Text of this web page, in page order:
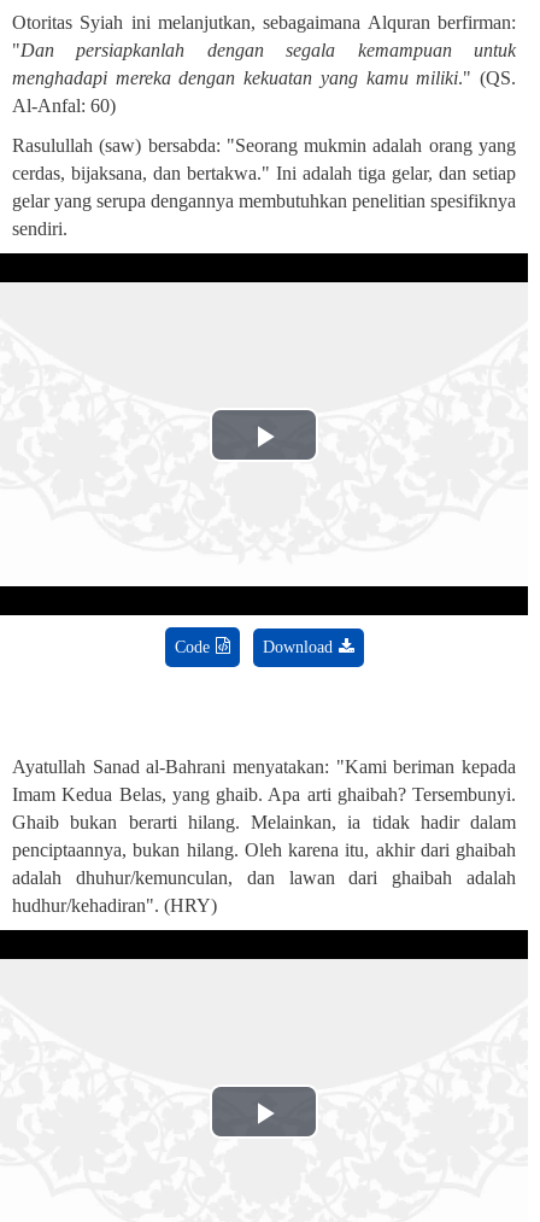
Otoritas Syiah ini melanjutkan, sebagaimana Alquran berfirman:
"Dan persiapkanlah dengan segala kemampuan untuk
menghadapi mereka dengan kekuatan yang kamu miliki." (QS.
Al-Anfal: 60)
Rasulullah (saw) bersabda: "Seorang mukmin adalah orang yang
cerdas, bijaksana, dan bertakwa." Ini adalah tiga gelar, dan setiap
gelar yang serupa dengannya membutuhkan penelitian spesifiknya
sendiri.
Play
Code Download
Ayatullah Sanad al-Bahrani menyatakan: "Kami beriman kepada
Imam Kedua Belas, yang ghaib. Apa arti ghaibah? Tersembunyi.
Ghaib bukan berarti hilang. Melainkan, ia tidak hadir dalam
penciptaannya, bukan hilang. Oleh karena itu, akhir dari ghaibah
adalah dhuhur/kemunculan, dan lawan dari ghaibah adalah
hudhur/kehadiran". (HRY)
Play